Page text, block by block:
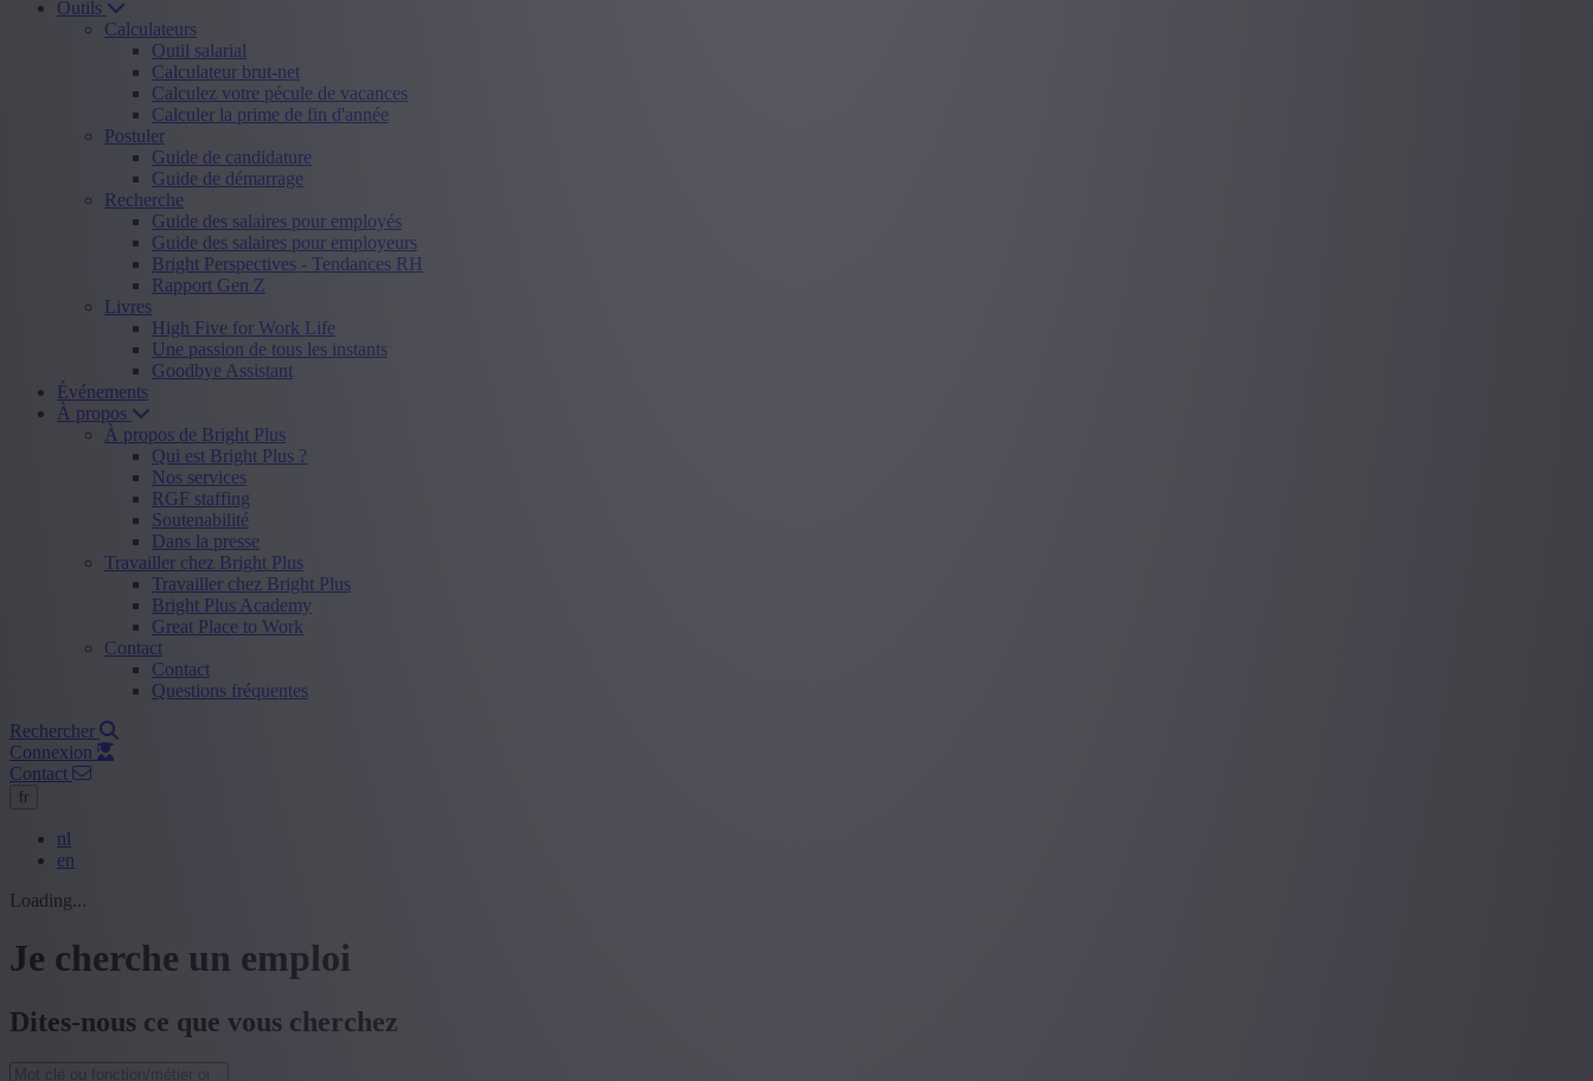
Outils
Calculateurs
Outil salarial
Calculateur brut-net
Calculez votre pécule de vacances
Calculer la prime de fin d'année
Postuler
Guide de candidature
Guide de démarrage
Recherche
Guide des salaires pour employés
Guide des salaires pour employeurs
Bright Perspectives - Tendances RH
Rapport Gen Z
Livres
High Five for Work Life
Une passion de tous les instants
Goodbye Assistant
Événements
À propos
À propos de Bright Plus
Qui est Bright Plus ?
Nos services
RGF staffing
Soutenabilité
Dans la presse
Travailler chez Bright Plus
Travailler chez Bright Plus
Bright Plus Academy
Great Place to Work
Contact
Contact
Questions fréquentes
Rechercher
Connexion
Contact
fr
nl
en
Loading...
Je cherche un emploi
Dites-nous ce que vous cherchez